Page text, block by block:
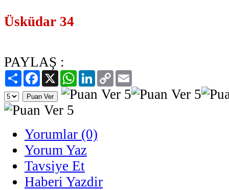
Üsküdar 34
PAYLAŞ :
PaylaşFacebook
X WhatsAppLinkedIn
Copy
Link
Yorumlar (0)
Yorum Yaz
Tavsiye Et
Haberi Yazdir